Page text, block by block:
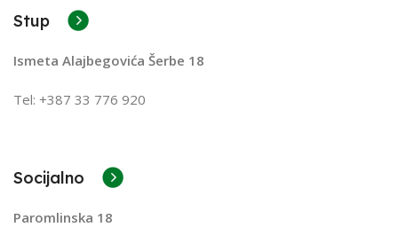
Stup
Ismeta Alajbegovića Šerbe 18
Tel: +387 33 776 920
Socijalno
Paromlinska 18